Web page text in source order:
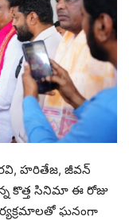
హరితేజ, జీవన్
కొత్త సినిమా ఈ రోజు
ఘనంగా